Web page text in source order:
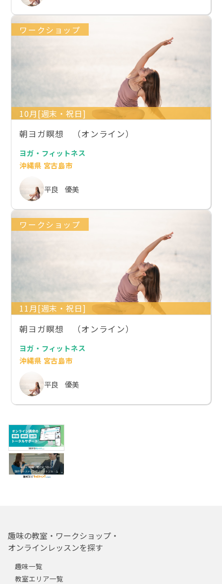
ワークショップ
10月[週末・祝日]
朝ヨガ瞑想 （オンライン）
ヨガ・フィットネス
沖縄県 宮古島市
平良 優美
ワークショップ
11月[週末・祝日]
朝ヨガ瞑想 （オンライン）
ヨガ・フィットネス
沖縄県 宮古島市
平良 優美
趣味の教室・ワークショップ・
オンラインレッスンを探す
趣味一覧
教室エリア一覧